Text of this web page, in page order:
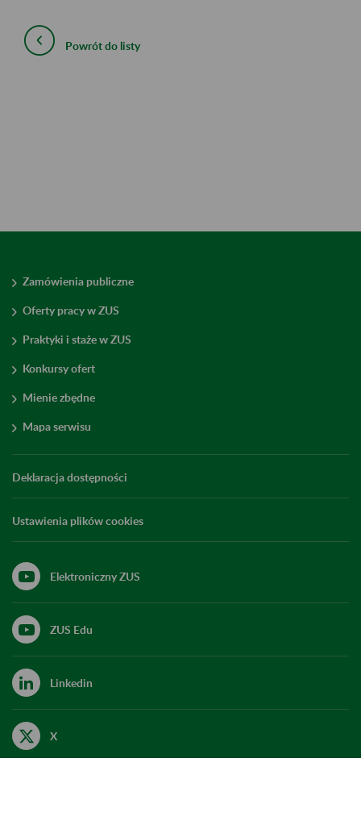
Powrót do listy
Zamówienia publiczne
Oferty pracy w ZUS
Praktyki i staże w ZUS
Konkursy ofert
Mienie zbędne
Mapa serwisu
Deklaracja dostępności
Ustawienia plików cookies
Elektroniczny ZUS
ZUS Edu
Linkedin
X